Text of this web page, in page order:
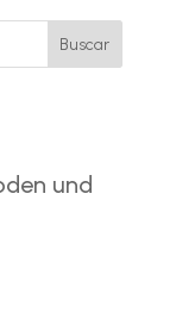
Buscar
und